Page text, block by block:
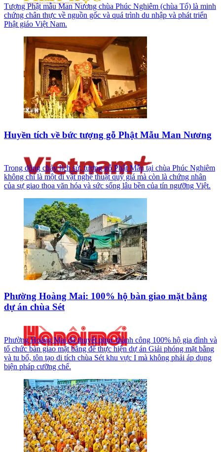
Tượng Phật mẫu Man Nương chùa Phúc Nghiêm (chùa Tổ) là minh
chứng chân thực về nguồn gốc và quá trình du nhập và phát triển
Phật giáo Việt Nam.
Huyền tích về bức tượng gỗ Phật Mẫu Man Nương
Trong dòng chảy lịch sử, tượng gỗ Phật Mẫu tại chùa Phúc Nghiêm
không chỉ là một di vật nghệ thuật quý giá mà còn là chứng nhân
của sự giao thoa văn hóa và sức sống lâu bền của tín ngưỡng Việt.
Phường Hoàng Mai: 100% hộ bàn giao mặt bằng
dự án chùa Sét
Phường Hoàng Mai đã thuyết phục thành công 100% hộ gia đình và
tổ chức bàn giao mặt bằng để thực hiện dự án Giải phóng mặt bằng
và tu bổ, tôn tạo di tích chùa Sét khu vực I mà không phải áp dụng
biện pháp cưỡng chế.